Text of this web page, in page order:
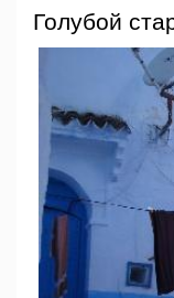
Голубой